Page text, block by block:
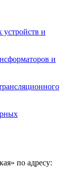
устройств и
и
по адресу: